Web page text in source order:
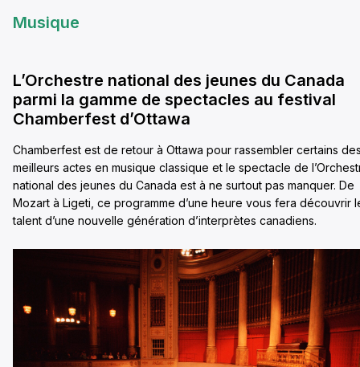
Musique
L’Orchestre national des jeunes du Canada
parmi la gamme de spectacles au festival
Chamberfest d’Ottawa
Chamberfest est de retour à Ottawa pour rassembler certains
meilleurs actes en musique classique et le spectacle de
national des jeunes du Canada est à ne surtout pas manquer. De
Mozart à Ligeti, ce programme d’une heure vous fera découvrir
talent d’une nouvelle génération d’interprètes canadiens.